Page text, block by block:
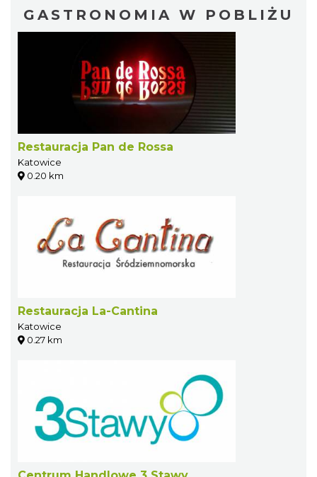
GASTRONOMIA W POBLIŻU
Restauracja Pan de Rossa
Katowice
0.20 km
Restauracja La-Cantina
Katowice
0.27 km